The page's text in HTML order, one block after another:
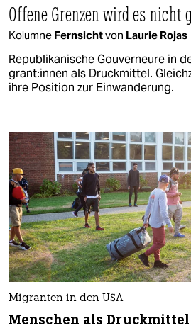
Offene Grenzen wird es nicht
Kolumne Fernsichtvon Laurie Rojas
Republikanische Gouverneure in
gran­t:in­nen als Druckmittel.
ihre Position zur Einwanderung.
Migranten in den USA
Menschen als Druckmittel